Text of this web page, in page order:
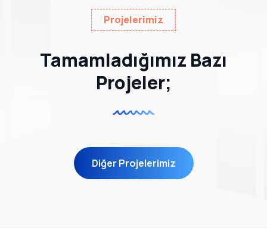
Projelerimiz
Tamamladığımız Bazı
Projeler;
Diğer Projelerimiz